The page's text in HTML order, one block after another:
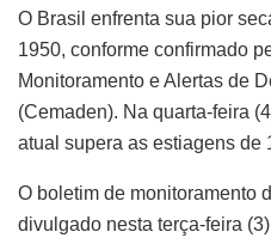
O Brasil enfrenta sua pior
1950, conforme confirmado
Monitoramento e Alertas de
(Cemaden). Na quarta-feira
atual supera as estiagens de
O boletim de monitoramento
divulgado nesta terça-feira